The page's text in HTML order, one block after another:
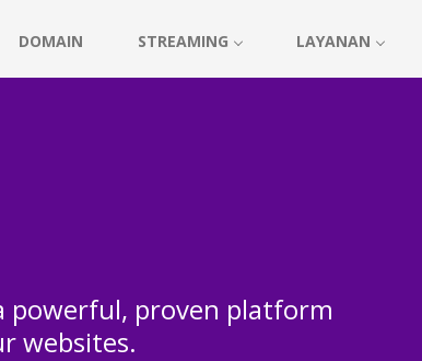
DOMAIN STREAMING LAYANAN
powerful, proven platform
websites.